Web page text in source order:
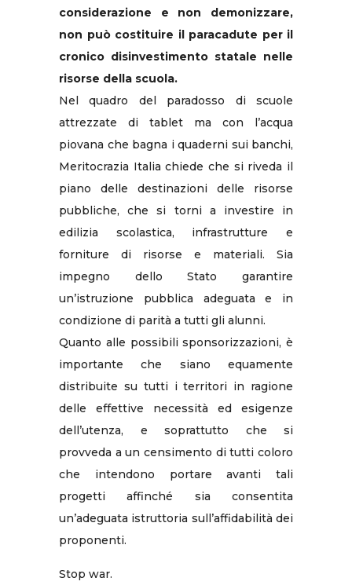
considerazione e non demonizzare,
non può costituire il paracadute per il
cronico disinvestimento statale nelle
risorse della scuola.
Nel quadro del paradosso di scuole
attrezzate di tablet ma con l’acqua
piovana che bagna i quaderni sui banchi,
Meritocrazia Italia chiede che si riveda il
piano delle destinazioni delle risorse
pubbliche, che si torni a investire in
edilizia scolastica, infrastrutture e
forniture di risorse e materiali. Sia
impegno dello Stato garantire
un’istruzione pubblica adeguata e in
condizione di parità a tutti gli alunni.
Quanto alle possibili sponsorizzazioni, è
importante che siano equamente
distribuite su tutti i territori in ragione
delle effettive necessità ed esigenze
dell’utenza, e soprattutto che si
provveda a un censimento di tutti coloro
che intendono portare avanti tali
progetti affinché sia consentita
un’adeguata istruttoria sull’affidabilità dei
proponenti.
Stop war.